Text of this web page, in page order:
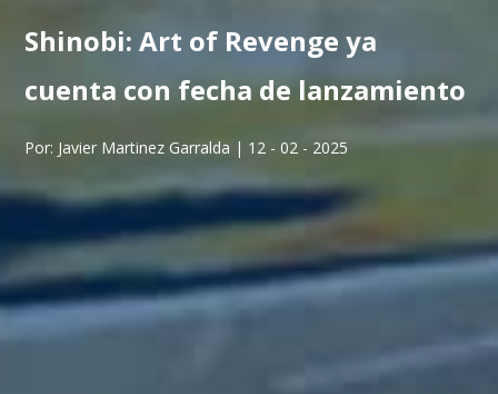
Shinobi: Art of Revenge ya
cuenta con fecha de lanzamiento
Por: Javier Martinez Garralda | 12 - 02 - 2025